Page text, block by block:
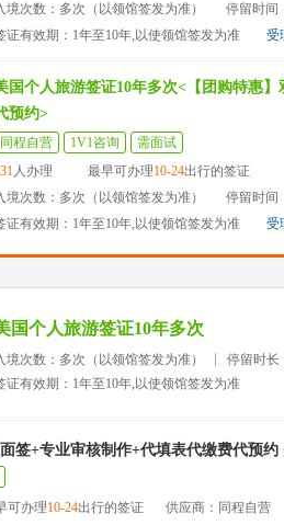
境次数：多次（以领馆签发为准）
停留时间
证有效期：1年至10年,以使领馆签发为准
受
国个人旅游签证10年多次<【团购特惠
预约>
同程自营 1V1咨询
需面试
人办理 最早可办理10-24出行的签证
境次数：多次（以领馆签发为准）
停留时间
证有效期：1年至10年,以使领馆签发为准
受
国个人旅游签证10年多次
境次数：多次（以领馆签发为准）
停留时长
证有效期：1年至10年,以使领馆签发为准
签+专业审核制作+代填表代缴费代预约
可办理10-24出行的签证 供应商：同程自营